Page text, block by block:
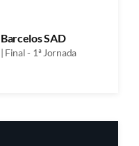
SAD
- 1ª Jornada